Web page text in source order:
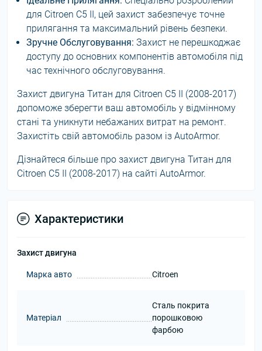
для Citroen C5 II, цей захист забезпечує точне
прилягання та максимальний рівень безпеки.
Зручне Обслуговування: Захист не перешкоджає
доступу до основних компонентів автомобіля під
час технічного обслуговування.
Захист двигуна Титан для Citroen C5 II (2008-2017)
допоможе зберегти ваш автомобіль у відмінному
стані та уникнути небажаних витрат на ремонт.
Захистіть свій автомобіль разом із AutoArmor.
Дізнайтеся більше про захист двигуна Титан для
Citroen C5 II (2008-2017) на сайті AutoArmor.
Характеристики
Захист двигуна
Марка авто Citroen
Матеріал
Сталь покрита
порошковою
фарбою